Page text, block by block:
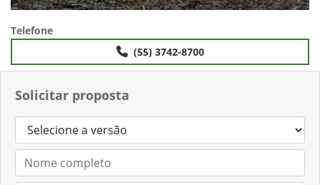
Solicitar proposta
Telefone
(55) 3742-8700